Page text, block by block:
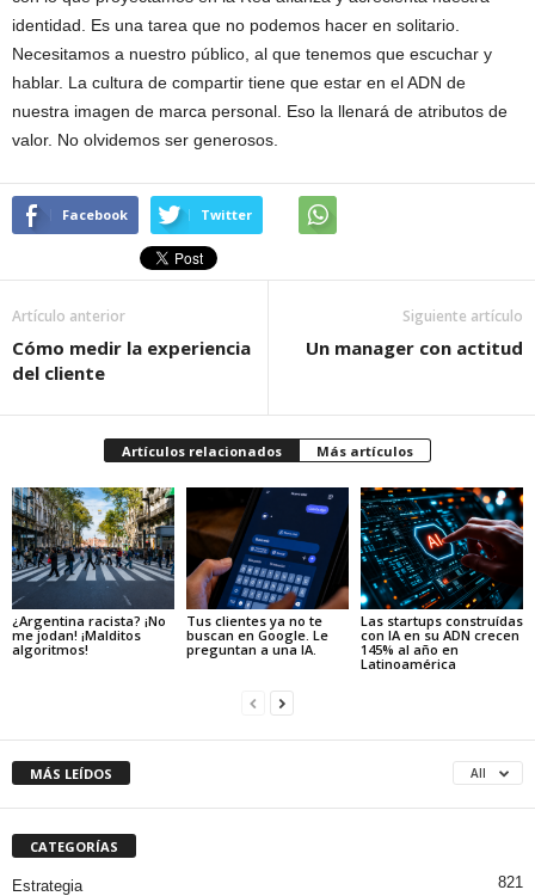
identidad. Es una tarea que no podemos hacer en solitario.
Necesitamos a nuestro público, al que tenemos que escuchar y
hablar. La cultura de compartir tiene que estar en el ADN de
nuestra imagen de marca personal. Eso la llenará de atributos de
valor. No olvidemos ser generosos.
Facebook Twitter
Artículo anterior
Cómo medir la experiencia
del cliente
Siguiente artículo
Un manager con actitud
Artículos relacionados Más artículos
¿Argentina racista? ¡No
me jodan! ¡Malditos
algoritmos!
Tus clientes ya no te
buscan en Google. Le
preguntan a una IA.
Las startups construídas
con IA en su ADN crecen
145% al año en
Latinoamérica
MÁS LEÍDOS All
CATEGORÍAS
Estrategia 821